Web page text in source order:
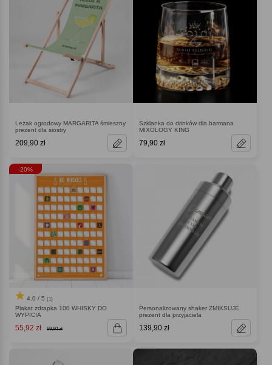
Leżak ogrodowy MARGARITA śmieszny
prezent dla siostry
209,90 zł
Szklanka do drinków dla barmana
MIXOLOGY KING
79,90 zł
-20%
4.0 / 5 (1)
Plakat zdrapka 100 WHISKY DO
WYPICIA
55,92 zł 69,90 zł
Personalizowany shaker ZMIKSUJE
prezent dla przyjaciela
139,90 zł